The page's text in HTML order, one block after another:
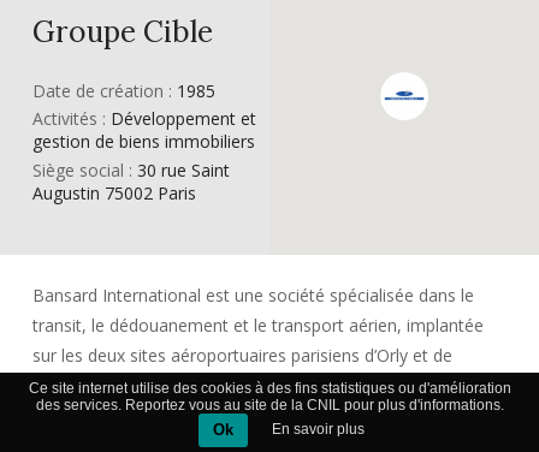
Groupe Cible
Date de création : 1985
Activités : Développement et
gestion de biens immobiliers
Siège social : 30 rue Saint
Augustin 75002 Paris
Bansard International est une société spécialisée dans le
transit, le dédouanement et le transport aérien, implantée
sur les deux sites aéroportuaires parisiens d’Orly et de
Roissy. Devenue le Groupe Cible en 1985, l’entreprise s’est
petit à petit affirmée dans le développement et la gestion de
biens immobiliers. Avec une forte présence en France sur le
Ce site internet utilise des cookies à des fins statistiques ou d'amélioration
des services. Reportez vous au site de la CNIL pour plus d'informations.
Ok En savoir plus